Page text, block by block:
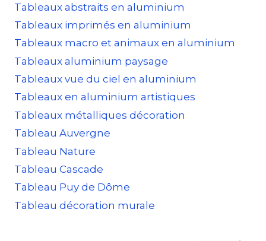
Tableaux abstraits en aluminium
Tableaux imprimés en aluminium
Tableaux macro et animaux en aluminium
Tableaux aluminium paysage
Tableaux vue du ciel en aluminium
Tableaux en aluminium artistiques
Tableaux métalliques décoration
Tableau Auvergne
Tableau Nature
Tableau Cascade
Tableau Puy de Dôme
Tableau décoration murale